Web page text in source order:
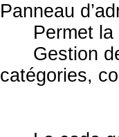
Panneau
Permet la
Gestion
catégories,